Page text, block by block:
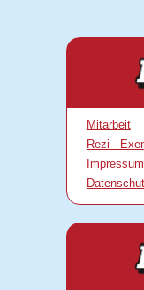
Mitarbeit
Rezi -
Impressum